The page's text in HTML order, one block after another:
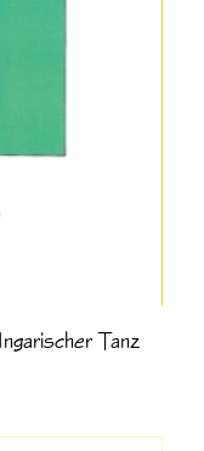
Tanz